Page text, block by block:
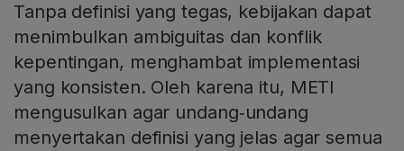
Tanpa definisi yang tegas, kebijakan dapat
menimbulkan ambiguitas dan konflik
kepentingan, menghambat implementasi
yang konsisten. Oleh karena itu, METI
mengusulkan agar undang‑undang
menyertakan definisi yang jelas agar semua